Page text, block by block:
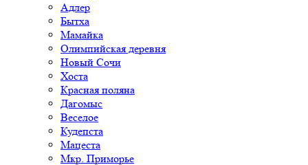
Адлер
Бытха
Мамайка
Олимпийская деревня
Новый Сочи
Хоста
Красная поляна
Дагомыс
Веселое
Кудепста
Мацеста
Мкр. Приморье